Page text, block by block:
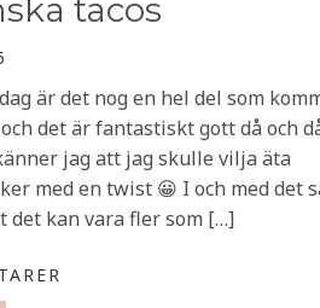
tacos
är det nog en hel del som
det är fantastiskt gott då och
jag att jag skulle vilja äta
med en twist 😀 I och med det
det kan vara fler som […]